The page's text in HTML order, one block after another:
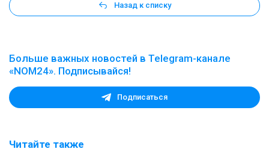
Назад к списку
Больше важных новостей в Telegram-канале
«NOM24». Подписывайся!
Подписаться
Читайте также